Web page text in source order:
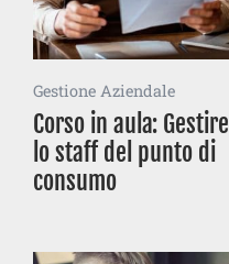
Gestione Aziendale
Corso in aula: Gestire
lo staff del punto di
consumo